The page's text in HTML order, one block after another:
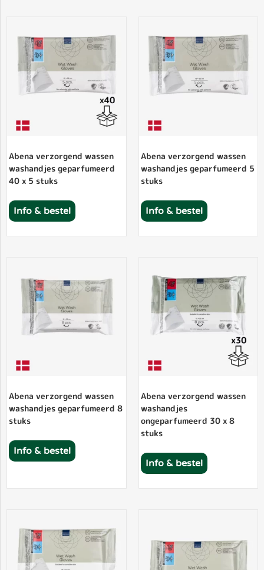
Abena verzorgend wassen
washandjes geparfumeerd
40 x 5 stuks
Info & bestel
Abena verzorgend wassen
washandjes geparfumeerd 5
stuks
Info & bestel
Abena verzorgend wassen
washandjes geparfumeerd 8
stuks
Info & bestel
Abena verzorgend wassen
washandjes
ongeparfumeerd 30 x 8
stuks
Info & bestel